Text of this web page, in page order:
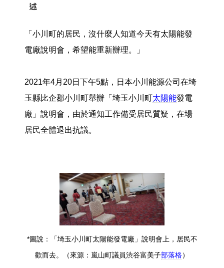
述
「小川町的居民，沒什麼人知道今天有太陽能發
電廠說明會，希望能重新辦理。」
2021年4月20日下午5點，日本小川能源公司在埼
玉縣比企郡小川町舉辦「埼玉小川町太陽能發電
廠」說明會，由於通知工作備受居民質疑，在場
居民全體退出抗議。
*圖說：「埼玉小川町太陽能發電廠」說明會上，居民不
歡而去。（來源：嵐山町議員渋谷富美子部落格）